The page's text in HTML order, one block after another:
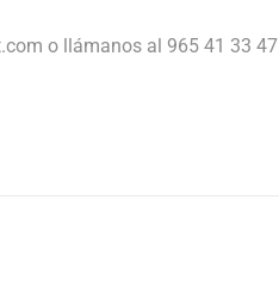
o llámanos al 965 41 33